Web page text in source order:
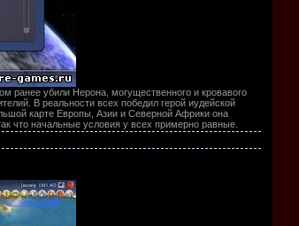
ранее убили Нерона, могущественного и кровавого
В реальности всех победил герой иудейской
карте Европы, Азии и Северной Африки она
что начальные условия у всех примерно равные.